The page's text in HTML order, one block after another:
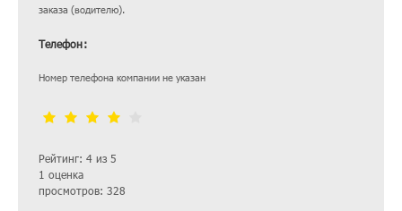
заказа (водителю).
Рейтинг: 4 из 5
1 оценка
просмотров: 328
Телефон:
Номер телефона компании не указан